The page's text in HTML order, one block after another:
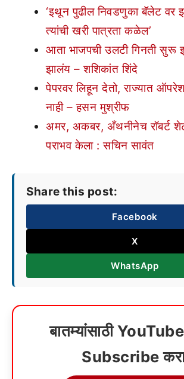
‘इथून पुढील निवडणुका बॅलेट वर
त्यांची खरी पात्रता कळेल’
आता भाजपची उलटी गिनती सुरू
झालंय – शशिकांत शिंदे
पेपरवर लिहून देतो, राज्यात
नाही – हसन मुश्रीफ
अमर, अकबर, अँथनीनेच रॉबर्ट
पराभव केला : सचिन सावंत
Share this post:
Facebook
X
WhatsApp
बातम्यांसाठी
Subscribe